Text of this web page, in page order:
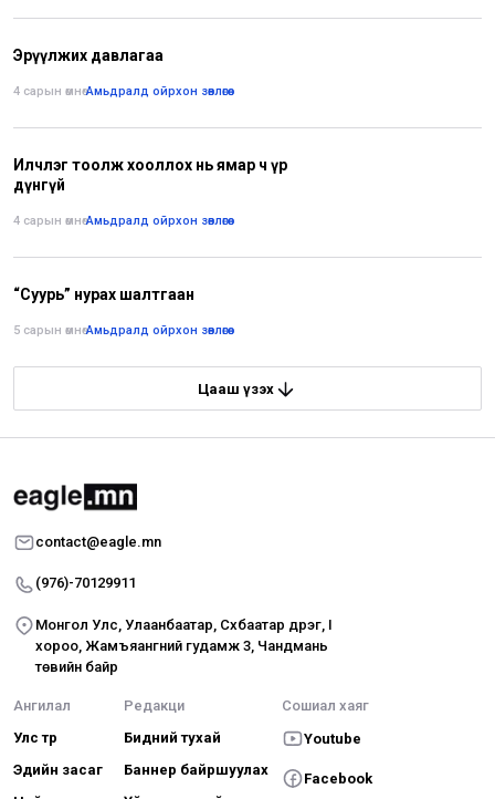
Эрүүлжих давлагаа
4 сарын өмнө•Амьдралд ойрхон зөвлөгөө
Илчлэг тоолж хооллох нь ямар ч үр
дүнгүй
4 сарын өмнө•Амьдралд ойрхон зөвлөгөө
“Суурь” нурах шалтгаан
5 сарын өмнө•Амьдралд ойрхон зөвлөгөө
Цааш үзэх
contact@eagle.mn
(976)-70129911
Монгол Улс, Улаанбаатар, Сүхбаатар дүүрэг, I
хороо, Жамъяангүний гудамж 3, Чандмань
төвийн байр
Ангилал
Улс төр
Эдийн засаг
Редакци
Бидний тухай
Баннер байршуулах
Сошиал хаяг
Youtube
Facebook